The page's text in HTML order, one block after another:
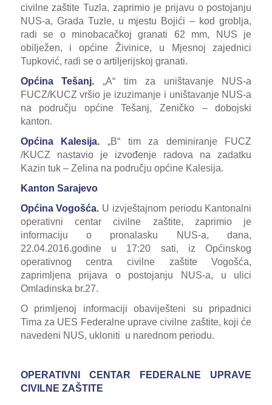
civilne zaštite Tuzla, zaprimio je prijavu o postojanju
NUS-a, Grada Tuzle, u mjestu Bojići – kod groblja,
radi se o minobacačkoj granati 62 mm, NUS je
obilježen, i općine Živinice, u Mjesnoj zajednici
Tupković, radi se o artiljerijskoj granati.
Općina Tešanj. „A“ tim za uništavanje NUS-a
FUCZ/KUCZ vršio je izuzimanje i uništavanje NUS-a
na području općine Tešanj, Zeničko – dobojski
kanton.
Općina Kalesija. „B“ tim za deminiranje FUCZ
/KUCZ nastavio je izvođenje radova na zadatku
Kazin tuk – Zelina na području općine Kalesija.
Kanton Sarajevo
Općina Vogošća. U izvještajnom periodu Kantonalni
operativni centar civilne zaštite, zaprimio je
informaciju o pronalasku NUS-a, dana,
22.04.2016.godine u 17:20 sati, iz Općinskog
operativnog centra civilne zaštite Vogošća,
zaprimljena prijava o postojanju NUS-a, u ulici
Omladinska br.27.
O primljenoj informaciji obaviješteni su pripadnici
Tima za UES Federalne uprave civilne zaštite, koji će
navedeni NUS, ukloniti u narednom periodu.
OPERATIVNI CENTAR FEDERALNE UPRAVE
CIVILNE ZAŠTITE